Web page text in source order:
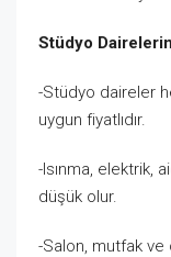
Stüdyo
-Stüdyo daireler
uygun fiyatlıdır.
-Isınma, elektrik,
düşük olur.
-Salon, mutfak ve